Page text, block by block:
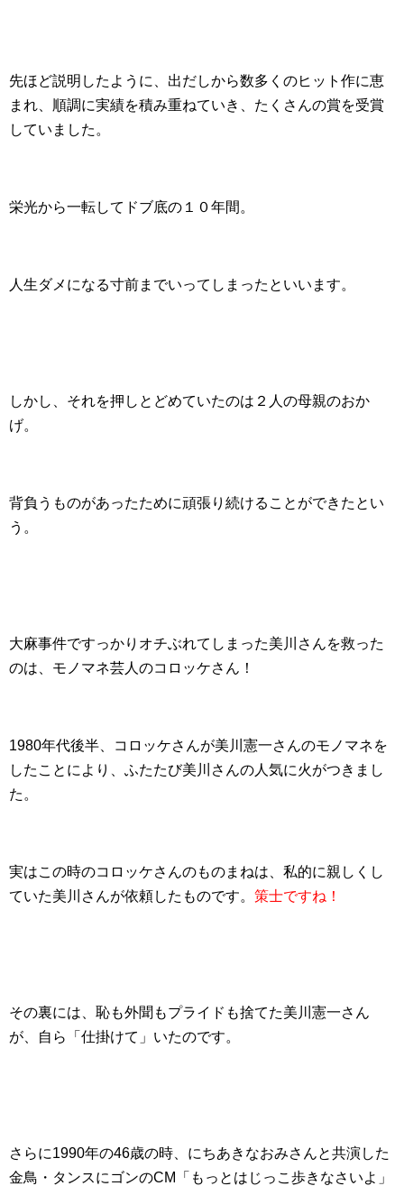
先ほど説明したように、出だしから数多くのヒット作に恵
まれ、順調に実績を積み重ねていき、たくさんの賞を受賞
していました。
栄光から一転してドブ底の１０年間。
人生ダメになる寸前までいってしまったといいます。
しかし、それを押しとどめていたのは２人の母親のおか
げ。
背負うものがあったために頑張り続けることができたとい
う。
大麻事件ですっかりオチぶれてしまった美川さんを救った
のは、モノマネ芸人のコロッケさん！
1980年代後半、コロッケさんが美川憲一さんのモノマネを
したことにより、ふたたび美川さんの人気に火がつきまし
た。
実はこの時のコロッケさんのものまねは、私的に親しくし
ていた美川さんが依頼したものです。 策士ですね！
その裏には、恥も外聞もプライドも捨てた美川憲一さん
が、自ら「仕掛けて」いたのです。
さらに1990年の46歳の時、にちあきなおみさんと共演した
金鳥・タンスにゴンのCM「もっとはじっこ歩きなさいよ」